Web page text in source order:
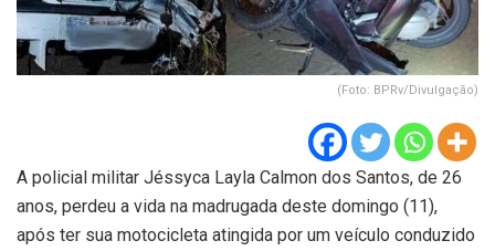
(Foto: BPRv/Divulgação)
A policial militar Jéssyca Layla Calmon dos Santos, de 26
anos, perdeu a vida na madrugada deste domingo (11),
após ter sua motocicleta atingida por um veículo conduzido